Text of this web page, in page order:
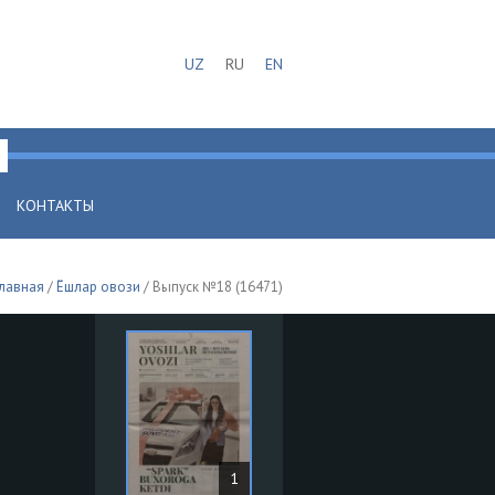
UZ RU EN
КОНТАКТЫ
/Ёшлар овози / Выпуск №18 (16471)
1